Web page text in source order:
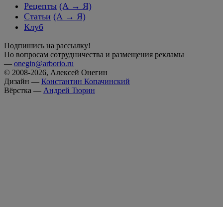
Рецепты (А → Я)
Статьи (А → Я)
Клуб
Подпишись на рассылку!
По вопросам сотрудничества и размещения рекламы
— onegin@arborio.ru
© 2008-2026, Алексей Онегин
Дизайн — Константин Копачинский
Вёрстка — Андрей Тюрин